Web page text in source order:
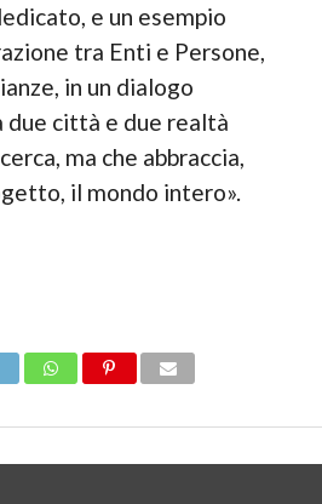
e un esempio
tra Enti e Persone,
in un dialogo
due città e due realtà
ma che abbraccia,
il mondo intero».